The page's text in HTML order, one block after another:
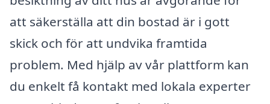
att säkerställa att din bostad är i gott
skick och för att undvika framtida
problem. Med hjälp av vår plattform kan
du enkelt få kontakt med lokala experter